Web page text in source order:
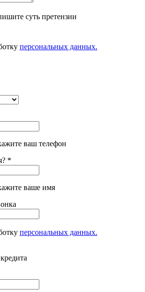
суть претензии
персональных данных.
ваш телефон
*
ваше имя
персональных данных.